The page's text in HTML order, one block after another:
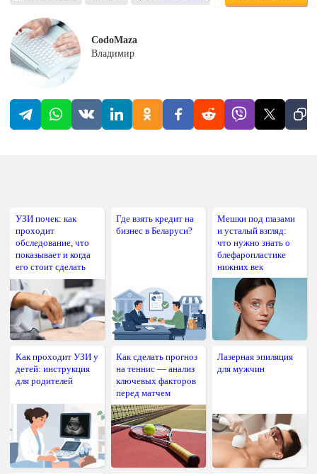
CodoMaza
Владимир
УЗИ почек: как
проходит
обследование, что
показывает и когда
его стоит сделать
Где взять кредит на
бизнес в Беларуси?
Мешки под глазами
и усталый взгляд:
что нужно знать о
блефаропластике
нижних век
Как проходит УЗИ у
детей: инструкция
для родителей
Как сделать прогноз
на теннис — анализ
ключевых факторов
перед матчем
Лазерная эпиляция
для мужчин